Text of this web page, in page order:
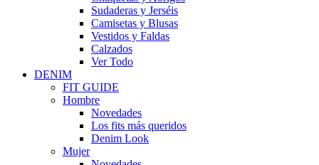
Sudaderas y Jerséis
Camisetas y Blusas
Vestidos y Faldas
Calzados
Ver Todo
DENIM
FIT GUIDE
Hombre
Novedades
Los fits más queridos
Denim Look
Mujer